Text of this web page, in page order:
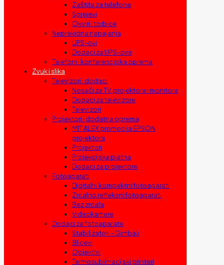
Zaštita za telefone
Sprejevi
Okviri i torbice
Neprekidna napajanja
UPS-ovi
Dodaci za UPS-ove
Telefoni i konferencijska oprema
Zvuk i slika
Televizori i dodaci
Nosači za TV, projektore i monitore
Dodaci za televizore
Televizori
Projektori i dodatna oprema
MIT ALEX promocija EPSON
projektora
Projektori
Projekcijska platna
Dodaci za projektore
Fotoaparati
Digitalni kompaktni fotoaparati
Zrcalno refleksni fotoaparati
Bez zrcala
Videokamere
Dodaci za fotoaparate
Stabilizatori – Gimbali
Blicevi
Objektivi
Termosublimacijski printeri